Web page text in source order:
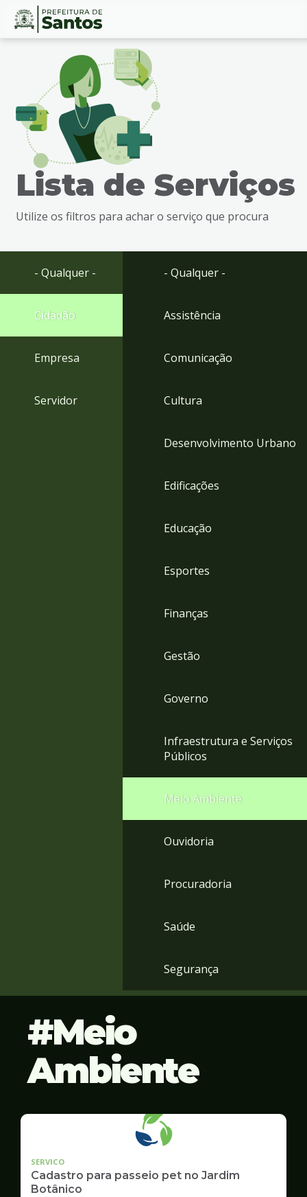
Ir
busca
Ir
rodapé
Conteúdo
Lista de Serviços
Utilize os filtros para achar o serviço que procura
- Qualquer -
Cidadão
Empresa
Servidor
- Qualquer -
Assistência
Comunicação
Cultura
Desenvolvimento Urbano
Edificações
Educação
Esportes
Finanças
Gestão
Governo
Infraestrutura e Serviços
Públicos
Meio Ambiente
Ouvidoria
Procuradoria
Saúde
Segurança
Meio
Ambiente
SERVICO
Cadastro para passeio pet no Jardim
Botânico